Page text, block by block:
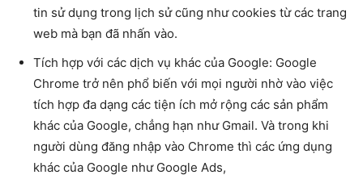
tin sử dụng trong lịch sử cũng như cookies từ các trang
web mà bạn đã nhấn vào.
Tích hợp với các dịch vụ khác của Google: Google
Chrome trở nên phổ biến với mọi người nhờ vào việc
tích hợp đa dạng các tiện ích mở rộng các sản phẩm
khác của Google, chẳng hạn như Gmail. Và trong khi
người dùng đăng nhập vào Chrome thì các ứng dụng
khác của Google như Google Ads,